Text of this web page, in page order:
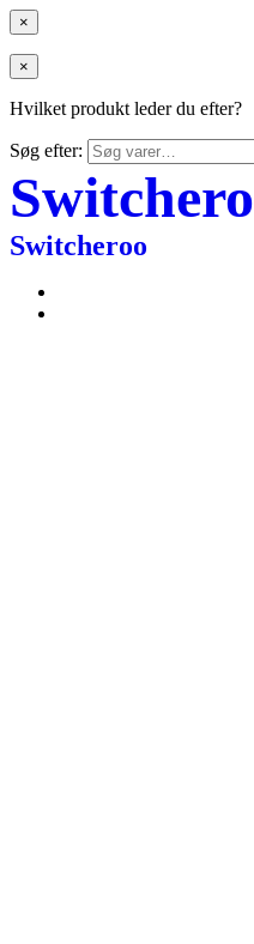
×
×
Hvilket produkt leder du efter?
Søg efter:
Switcheroo